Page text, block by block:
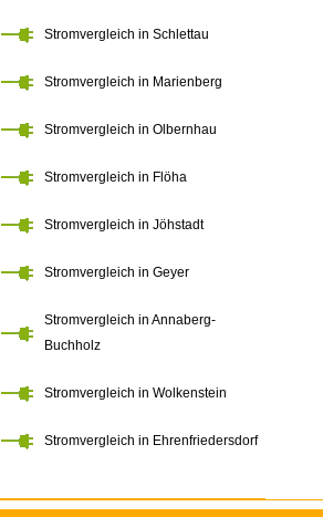
Stromvergleich in Schlettau
Stromvergleich in Marienberg
Stromvergleich in Olbernhau
Stromvergleich in Flöha
Stromvergleich in Jöhstadt
Stromvergleich in Geyer
Stromvergleich in Annaberg-
Buchholz
Stromvergleich in Wolkenstein
Stromvergleich in Ehrenfriedersdorf